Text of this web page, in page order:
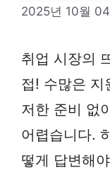
2025년 10월
취업 시장의
접! 수많은 지
저한 준비 없
어렵습니다.
떻게 답변해